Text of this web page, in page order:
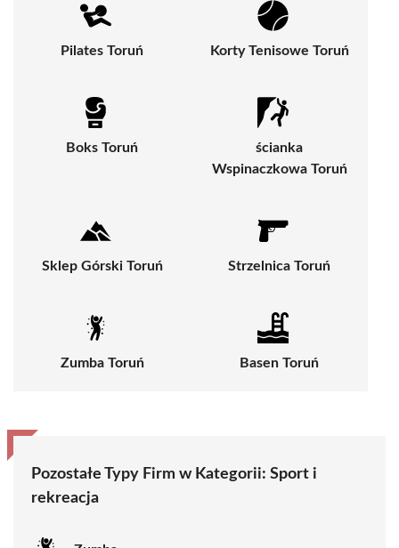
Pilates Toruń Korty Tenisowe Toruń
Boks Toruń
ścianka
Wspinaczkowa Toruń
Sklep Górski Toruń Strzelnica Toruń
Zumba Toruń Basen Toruń
Pozostałe Typy Firm w Kategorii: Sport i
rekreacja